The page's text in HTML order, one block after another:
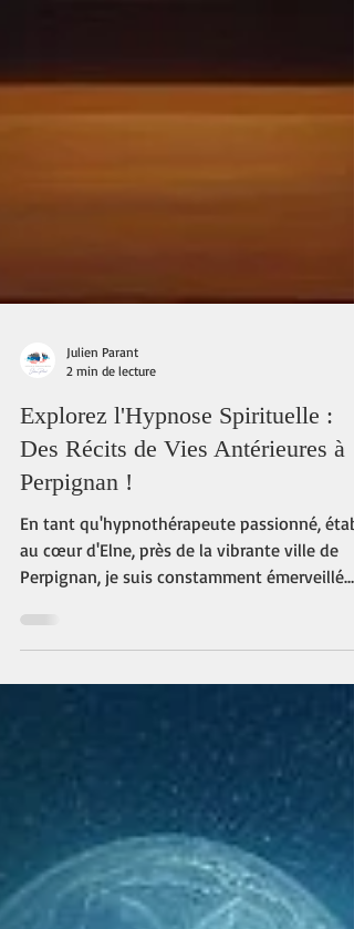
2 min de lecture
Explorez l'Hypnose Spirituelle :
Des Récits de Vies Antérieures à
Perpignan !
En tant qu'hypnothérapeute passionné,
Perpignan, je suis constamment émerveillé
par...